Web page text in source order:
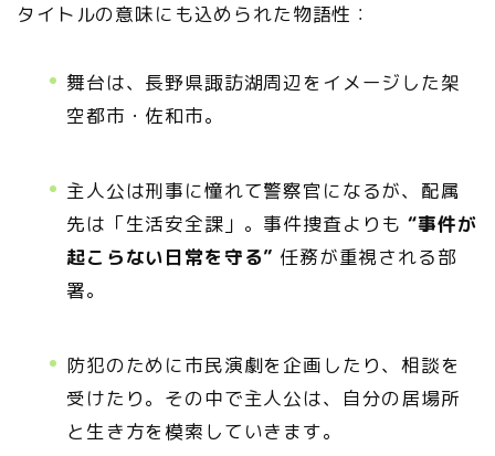
タイトルの意味にも込められた物語性：
舞台は、長野県諏訪湖周辺をイメージした架
空都市・佐和市。
主人公は刑事に憧れて警察官になるが、配属
先は「生活安全課」。事件捜査よりも“事件が
起こらない日常を守る” 任務が重視される部
署。
防犯のために市民演劇を企画したり、相談を
受けたり。その中で主人公は、自分の居場所
と生き方を模索していきます。